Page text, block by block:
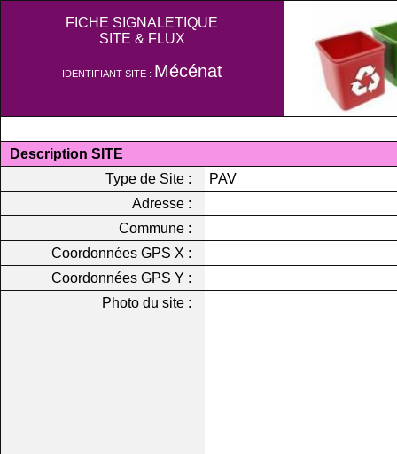
FICHE SIGNALETIQUE
SITE & FLUX
IDENTIFIANT SITE : Mécénat
Description SITE
Type de Site :
PAV
Adresse :
Commune :
Coordonnées GPS X :
Coordonnées GPS Y :
Photo du site :